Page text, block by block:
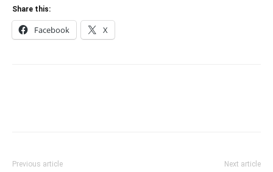
Share this:
Facebook X
Previous article Next article